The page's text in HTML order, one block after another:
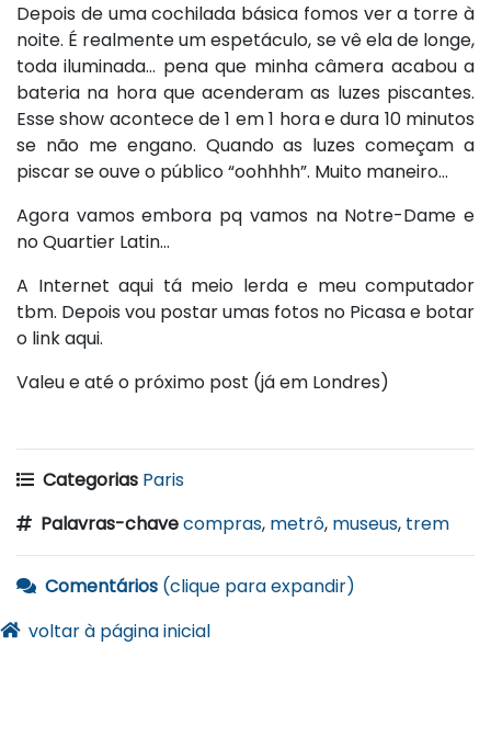
Depois de uma cochilada básica fomos ver a torre à
noite. É realmente um espetáculo, se vê ela de longe,
toda iluminada… pena que minha câmera acabou a
bateria na hora que acenderam as luzes piscantes.
Esse show acontece de 1 em 1 hora e dura 10 minutos
se não me engano. Quando as luzes começam a
piscar se ouve o público “oohhhh”. Muito maneiro…
Agora vamos embora pq vamos na Notre-Dame e
no Quartier Latin…
A Internet aqui tá meio lerda e meu computador
tbm. Depois vou postar umas fotos no Picasa e botar
o link aqui.
Valeu e até o próximo post (já em Londres)
Categorias Paris
Palavras-chavecompras, metrô, museus, trem
Comentários (clique para expandir)
voltar à página inicial